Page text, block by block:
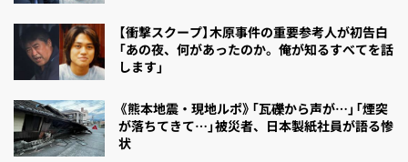
【衝撃スクープ】木原事件の重要参考人が初告白
「あの夜、何があったのか。俺が知るすべてを話
します」
《熊本地震・現地ルポ》「瓦礫から声が…」「煙突
が落ちてきて…」被災者、日本製紙社員が語る惨
状